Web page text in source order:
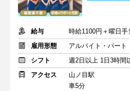
給与
時給1100円＋曜日
雇用形態
アルバイト・パート
シフト
週2日以上 1日3時間
アクセス
山ノ目駅
車5分